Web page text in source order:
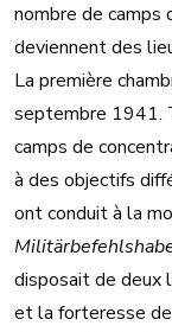
nombre de camps
deviennent des
La première
septembre 1941.
camps de
à des objectifs
ont conduit à la
disposait de deux
et la forteresse de